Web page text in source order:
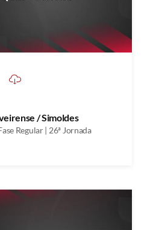
/ Simoldes
Regular | 26ª Jornada